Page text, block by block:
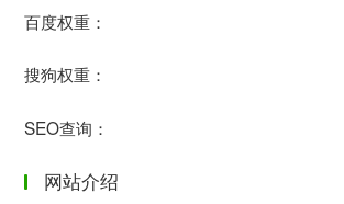
百度权重：
搜狗权重：
SEO查询：
网站介绍